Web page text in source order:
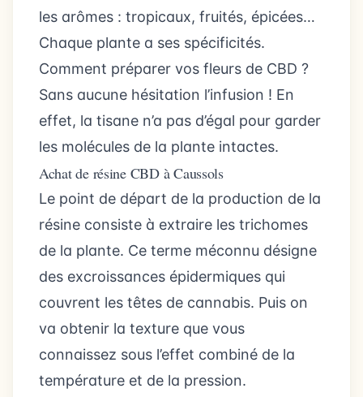
les arômes : tropicaux, fruités, épicées…
Chaque plante a ses spécificités.
Comment préparer vos fleurs de CBD ?
Sans aucune hésitation l’infusion ! En
effet, la tisane n’a pas d’égal pour garder
les molécules de la plante intactes.
Achat de résine CBD à Caussols
Le point de départ de la production de la
résine consiste à extraire les trichomes
de la plante. Ce terme méconnu désigne
des excroissances épidermiques qui
couvrent les têtes de cannabis. Puis on
va obtenir la texture que vous
connaissez sous l’effet combiné de la
température et de la pression.